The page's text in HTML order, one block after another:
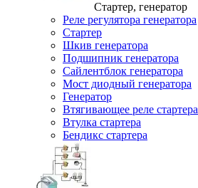
Стартер, генератор
Реле регулятора генератора
Стартер
Шкив генератора
Подшипник генератора
Сайлентблок генератора
Мост диодный генератора
Генератор
Втягивающее реле стартера
Втулка стартера
Бендикс стартера